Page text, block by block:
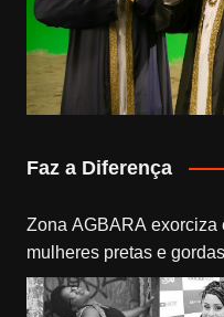
Faz a Diferença
Zona AGBARA exorciza
mulheres pretas e gordas